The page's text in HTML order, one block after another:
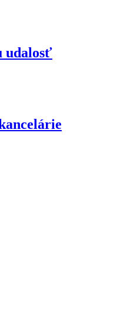
udalosť